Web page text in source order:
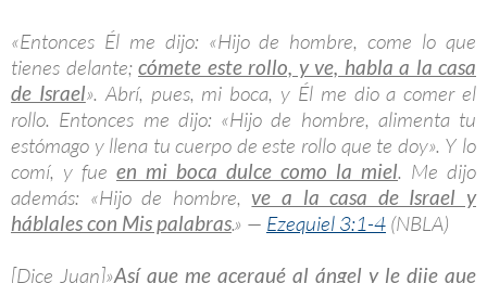
«Entonces Él me dijo: «Hijo de hombre, come lo que
tienes delante; cómete este rollo, y ve, habla a la casa
de Israel». Abrí, pues, mi boca, y Él me dio a comer el
rollo. Entonces me dijo: «Hijo de hombre, alimenta tu
estómago y llena tu cuerpo de este rollo que te doy». Y lo
comí, y fue en mi boca dulce como la miel. Me dijo
además: «Hijo de hombre, ve a la casa de Israel y
háblales con Mis palabras.» — Ezequiel 3:1-4 (NBLA)
[Dice Juan]»Así que me acerqué al ángel y le dije que